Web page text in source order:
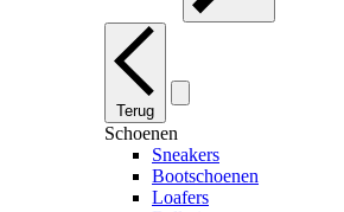
Terug
Schoenen
Sneakers
Bootschoenen
Loafers